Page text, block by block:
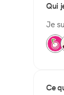
Qui
Je
Ce